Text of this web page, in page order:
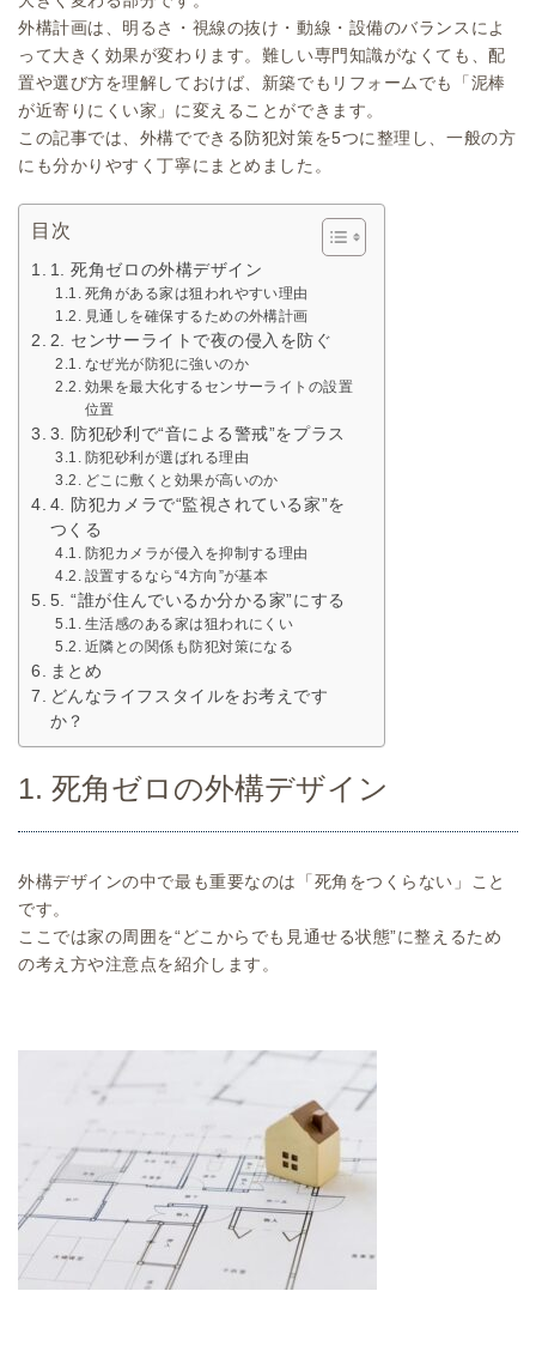
外構計画は、明るさ・視線の抜け・動線・設備のバランスによ
って大きく効果が変わります。難しい専門知識がなくても、配
置や選び方を理解しておけば、新築でもリフォームでも「泥棒
が近寄りにくい家」に変えることができます。
この記事では、外構でできる防犯対策を5つに整理し、一般の方
にも分かりやすく丁寧にまとめました。
目次
1. 死角ゼロの外構デザイン
死角がある家は狙われやすい理由
見通しを確保するための外構計画
2. センサーライトで夜の侵入を防ぐ
なぜ光が防犯に強いのか
効果を最大化するセンサーライトの設置
位置
3. 防犯砂利で“音による警戒”をプラス
防犯砂利が選ばれる理由
どこに敷くと効果が高いのか
4. 防犯カメラで“監視されている家”を
つくる
防犯カメラが侵入を抑制する理由
設置するなら“4方向”が基本
5. “誰が住んでいるか分かる家”にする
生活感のある家は狙われにくい
近隣との関係も防犯対策になる
まとめ
どんなライフスタイルをお考えです
か？
1. 死角ゼロの外構デザイン
外構デザインの中で最も重要なのは「死角をつくらない」こと
です。
ここでは家の周囲を“どこからでも見通せる状態”に整えるため
の考え方や注意点を紹介します。